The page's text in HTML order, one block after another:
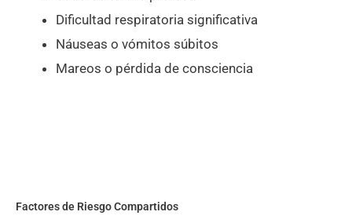
Dificultad respiratoria significativa
Náuseas o vómitos súbitos
Mareos o pérdida de consciencia
Factores de Riesgo Compartidos